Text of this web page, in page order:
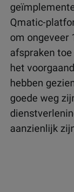
Qmatic-
om ongeveer
afspraken
het
hebben
goede weg
aanzienlijk